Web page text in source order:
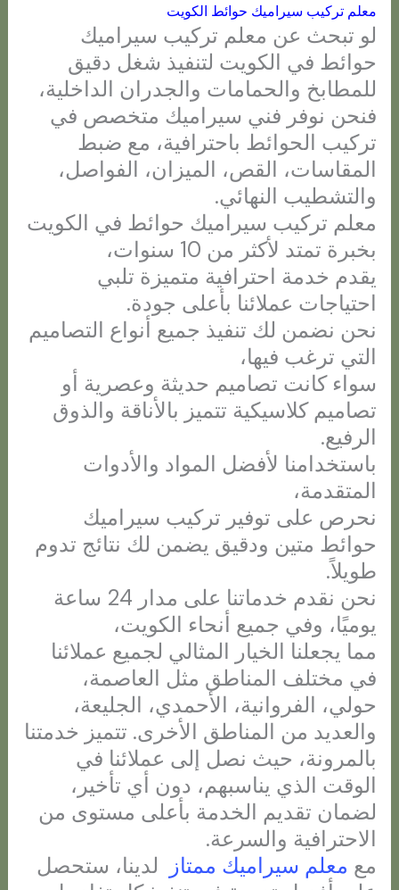
معلم تركيب سيراميك حوائط الكويت
لو تبحث عن معلم تركيب سيراميك
حوائط في الكويت لتنفيذ شغل دقيق
للمطابخ والحمامات والجدران الداخلية،
فنحن نوفر فني سيراميك متخصص في
تركيب الحوائط باحترافية، مع ضبط
المقاسات، القص، الميزان، الفواصل،
والتشطيب النهائي.
معلم تركيب سيراميك حوائط في الكويت
بخبرة تمتد لأكثر من 10 سنوات،
يقدم خدمة احترافية متميزة تلبي
احتياجات عملائنا بأعلى جودة.
نحن نضمن لك تنفيذ جميع أنواع التصاميم
التي ترغب فيها،
سواء كانت تصاميم حديثة وعصرية أو
تصاميم كلاسيكية تتميز بالأناقة والذوق
الرفيع.
باستخدامنا لأفضل المواد والأدوات
المتقدمة،
نحرص على توفير تركيب سيراميك
حوائط متين ودقيق يضمن لك نتائج تدوم
طويلاً.
نحن نقدم خدماتنا على مدار 24 ساعة
يوميًا، وفي جميع أنحاء الكويت،
مما يجعلنا الخيار المثالي لجميع عملائنا
في مختلف المناطق مثل العاصمة،
حولي، الفروانية، الأحمدي، الجليعة،
والعديد من المناطق الأخرى. تتميز خدمتنا
بالمرونة، حيث نصل إلى عملائنا في
الوقت الذي يناسبهم، دون أي تأخير،
لضمان تقديم الخدمة بأعلى مستوى من
الاحترافية والسرعة.
مع معلم سيراميك ممتاز
لدينا، ستحصل